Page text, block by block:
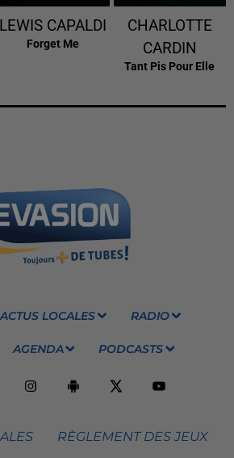
LEWIS CAPALDI
Forget Me
CHARLOTTE
CARDIN
Tant Pis Pour Elle
ACTUS LOCALES RADIO
AGENDA PODCASTS
RÈGLEMENT DES JEUX